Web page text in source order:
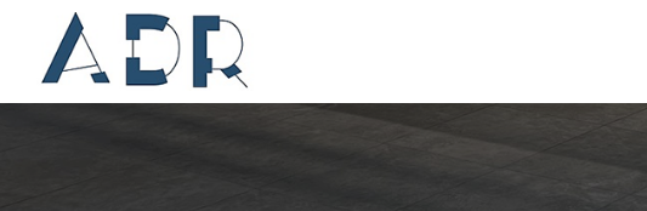
contenu
principal